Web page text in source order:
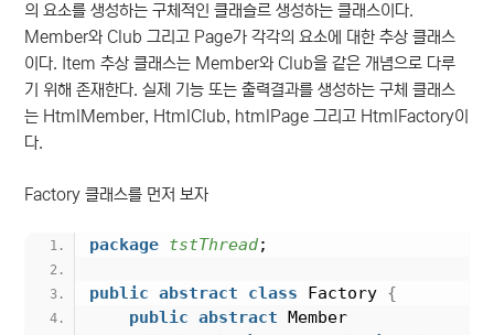
의 요소를 생성하는 구체적인 클래슬르 생성하는 클래스이다.
Member와 Club 그리고 Page가 각각의 요소에 대한 추상 클래스
이다. Item 추상 클래스는 Member와 Club을 같은 개념으로 다루
기 위해 존재한다. 실제 기능 또는 출력결과를 생성하는 구체 클래스
는 HtmlMember, HtmlClub, htmlPage 그리고 HtmlFactory이
다.
Factory 클래스를 먼저 보자
package tstThread;
public abstract class Factory {
public abstract